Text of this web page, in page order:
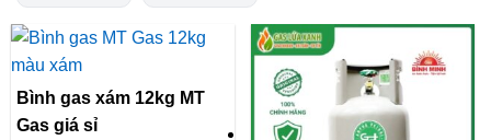
Bình gas xám 12kg MT
Gas giá sỉ